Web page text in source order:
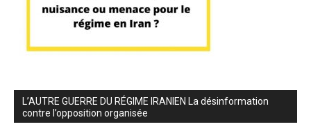
L’AUTRE GUERRE DU RÉGIME IRANIEN La désinformation
contre l’opposition organisée